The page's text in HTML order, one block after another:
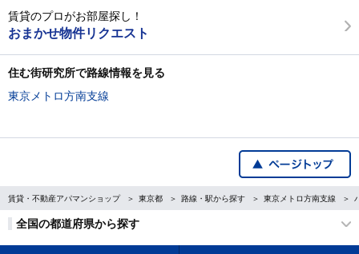
賃貸のプロがお部屋探し！
おまかせ物件リクエスト
住む街研究所で路線情報を見る
東京メトロ方南支線
賃貸・不動産アパマンショップ 東京都 路線・駅から探す 東京メトロ方南支線
全国の都道府県から探す